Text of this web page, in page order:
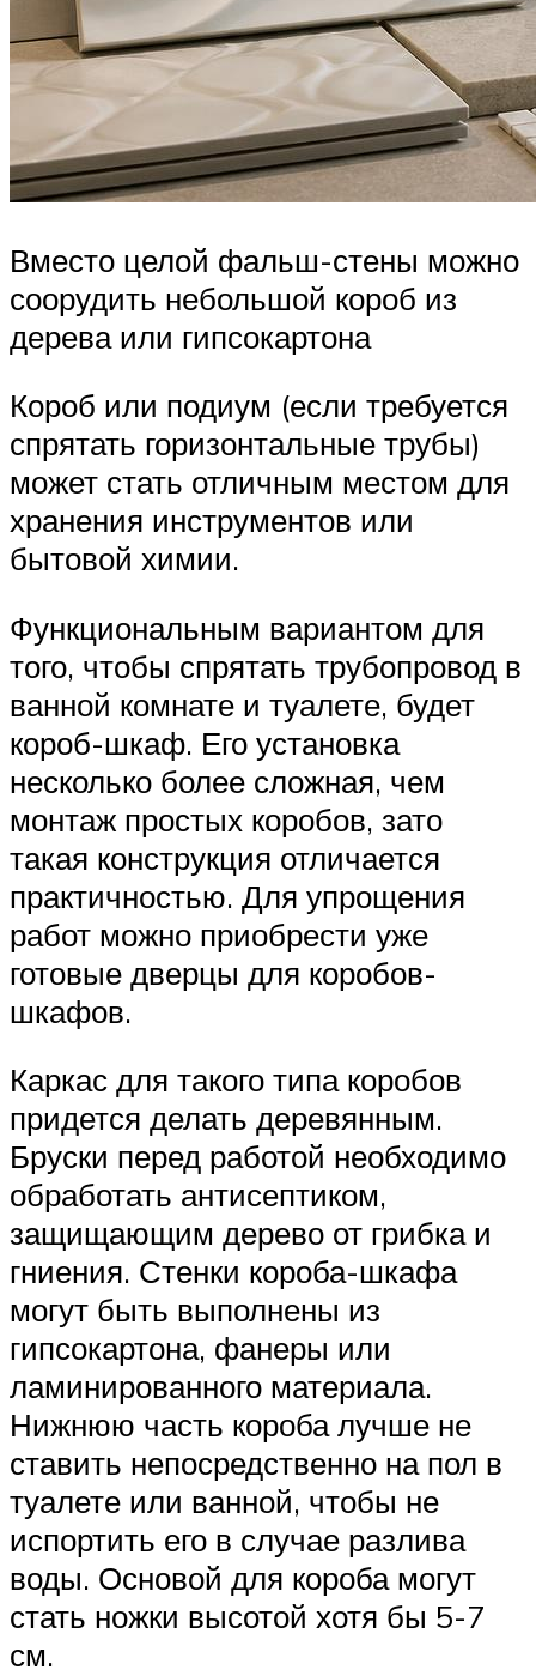
Вместо целой фальш-стены можно
соорудить небольшой короб из
дерева или гипсокартона
Короб или подиум (если требуется
спрятать горизонтальные трубы)
может стать отличным местом для
хранения инструментов или
бытовой химии.
Функциональным вариантом для
того, чтобы спрятать трубопровод в
ванной комнате и туалете, будет
короб-шкаф. Его установка
несколько более сложная, чем
монтаж простых коробов, зато
такая конструкция отличается
практичностью. Для упрощения
работ можно приобрести уже
готовые дверцы для коробов-
шкафов.
Каркас для такого типа коробов
придется делать деревянным.
Бруски перед работой необходимо
обработать антисептиком,
защищающим дерево от грибка и
гниения. Стенки короба-шкафа
могут быть выполнены из
гипсокартона, фанеры или
ламинированного материала.
Нижнюю часть короба лучше не
ставить непосредственно на пол в
туалете или ванной, чтобы не
испортить его в случае разлива
воды. Основой для короба могут
стать ножки высотой хотя бы 5-7
см.